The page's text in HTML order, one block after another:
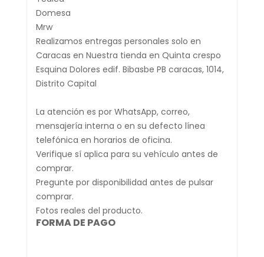
Domesa
Mrw
Realizamos entregas personales solo en
Caracas en Nuestra tienda en Quinta crespo
Esquina Dolores edif. Bibasbe PB caracas, 1014,
Distrito Capital
La atención es por WhatsApp, correo,
mensajería interna o en su defecto línea
telefónica en horarios de oficina.
Verifique sí aplica para su vehículo antes de
comprar.
Pregunte por disponibilidad antes de pulsar
comprar.
Fotos reales del producto.
FORMA DE PAGO